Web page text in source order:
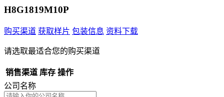
H8G1819M10P
购买渠道 获取样片 包装信息 资料下载
请选取最适合您的购买渠道
销售渠道 库存 操作
公司名称